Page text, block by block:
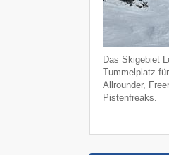
Das Skigebiet
Tummelplatz
Allrounder,
Pistenfreaks.